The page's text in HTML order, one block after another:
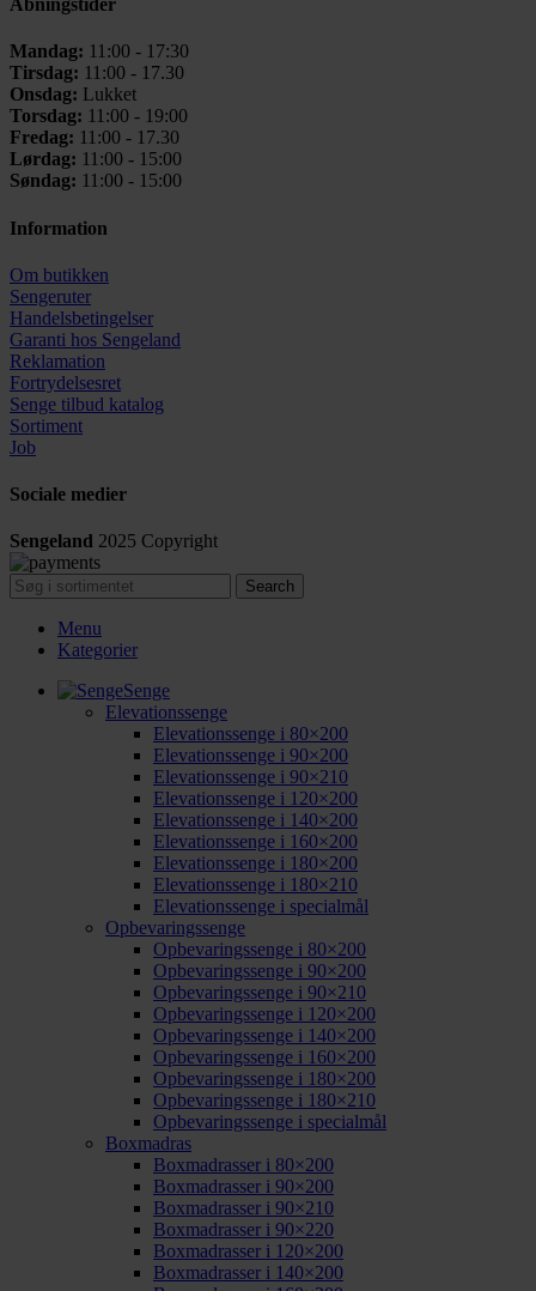
Åbningstider
Mandag: 11:00 - 17:30
Tirsdag: 11:00 - 17.30
Onsdag: Lukket
Torsdag: 11:00 - 19:00
Fredag: 11:00 - 17.30
Lørdag: 11:00 - 15:00
Søndag: 11:00 - 15:00
Information
Om butikken
Sengeruter
Handelsbetingelser
Garanti hos Sengeland
Reklamation
Fortrydelsesret
Senge tilbud katalog
Sortiment
Job
Sociale medier
Sengeland 2025 Copyright
Search
Menu
Kategorier
Senge
Elevationssenge
Elevationssenge i 80×200
Elevationssenge i 90×200
Elevationssenge i 90×210
Elevationssenge i 120×200
Elevationssenge i 140×200
Elevationssenge i 160×200
Elevationssenge i 180×200
Elevationssenge i 180×210
Elevationssenge i specialmål
Opbevaringssenge
Opbevaringssenge i 80×200
Opbevaringssenge i 90×200
Opbevaringssenge i 90×210
Opbevaringssenge i 120×200
Opbevaringssenge i 140×200
Opbevaringssenge i 160×200
Opbevaringssenge i 180×200
Opbevaringssenge i 180×210
Opbevaringssenge i specialmål
Boxmadras
Boxmadrasser i 80×200
Boxmadrasser i 90×200
Boxmadrasser i 90×210
Boxmadrasser i 90×220
Boxmadrasser i 120×200
Boxmadrasser i 140×200